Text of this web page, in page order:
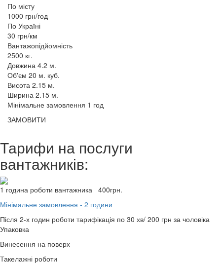
По місту
1000 грн/год
По Україні
30 грн/км
Вантажопідйомність
2500 кг.
Довжина 4.2 м.
Об'єм 20 м. куб.
Висота 2.15 м.
Ширина 2.15 м.
Мінімальне замовлення 1 год
ЗАМОВИТИ
Тарифи на послуги
вантажників:
1 година роботи вантажника
400грн.
Мінімальне замовлення - 2 години
Після 2-х годин роботи тарифікація по 30 хв/ 200 грн за чоловіка
Упаковка
Винесення на поверх
Такелажні роботи